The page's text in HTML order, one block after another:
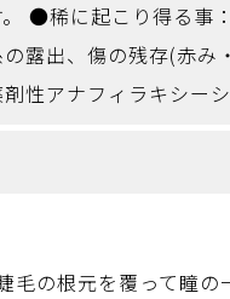
●稀に起こり得る事
露出、傷の残存(赤み
性アナフィラキシー
の根元を覆って瞳